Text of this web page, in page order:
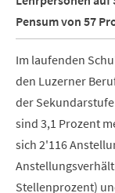
Pensum von 57
Im laufenden
den Luzerner
der
sind 3,1 Prozent
sich 2'116
Stellenprozent)